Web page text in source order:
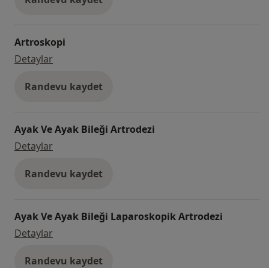
Artroskopi
DetaylarArtroskopi
Randevu kaydet
Ayak Ve Ayak Bileği Artrodezi
DetaylarAyak Ve Ayak Bileği Artrodezi
Randevu kaydet
Ayak Ve Ayak Bileği Laparoskopik Artrodezi
DetaylarAyak Ve Ayak Bileği Laparoskopik Artrodezi
Randevu kaydet